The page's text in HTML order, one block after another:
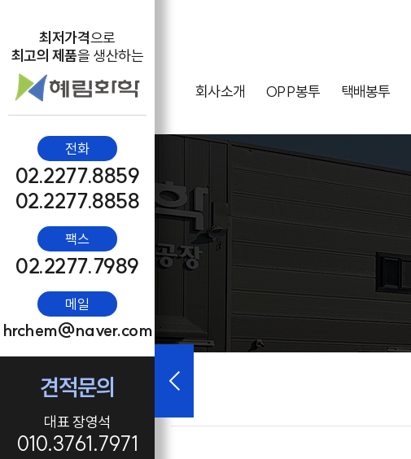
회사소개 OPP봉투 택배봉투
최저가격으로
최고의 제품을 생산하는
전화
02.2277.8859
02.2277.8858
팩스
02.2277.7989
메일
hrchem@naver.com
견적문의
대표 장영석
010.3761.7971